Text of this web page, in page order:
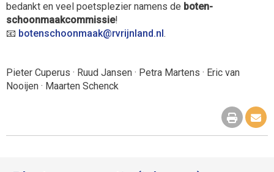
bedankt en veel poetsplezier namens de boten­
schoonmaak­commissie!
📧 kaamnoohcsnetob@rvrijnland.nl .
Pieter Cuperus · Ruud Jansen · Petra Martens · Eric van
Nooijen · Maarten Schenck